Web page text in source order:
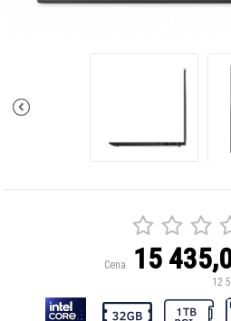
Cena 15
12